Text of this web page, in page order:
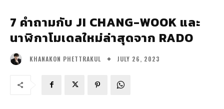
7 คำถามกับ JI CHANG-WOOK และ
นาฬิกาโมเดลใหม่ล่าสุดจาก RADO
KHANAKON PHETTRAKUL JULY 26, 2023